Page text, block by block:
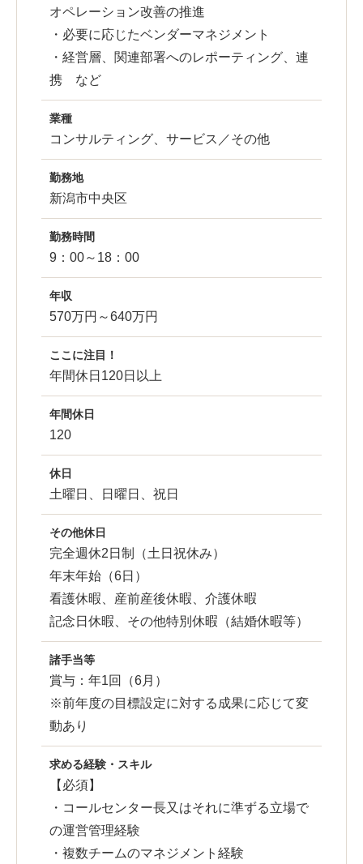
オペレーション改善の推進
・必要に応じたベンダーマネジメント
・経営層、関連部署へのレポーティング、連
携 など
業種
コンサルティング、サービス／その他
勤務地
新潟市中央区
勤務時間
9：00～18：00
年収
570万円～640万円
ここに注目！
年間休日120日以上
年間休日
120
休日
土曜日、日曜日、祝日
その他休日
完全週休2日制（土日祝休み）
年末年始（6日）
看護休暇、産前産後休暇、介護休暇
記念日休暇、その他特別休暇（結婚休暇等）
諸手当等
賞与：年1回（6月）
※前年度の目標設定に対する成果に応じて変
動あり
求める経験・スキル
【必須】
・コールセンター長又はそれに準ずる立場で
の運営管理経験
・複数チームのマネジメント経験